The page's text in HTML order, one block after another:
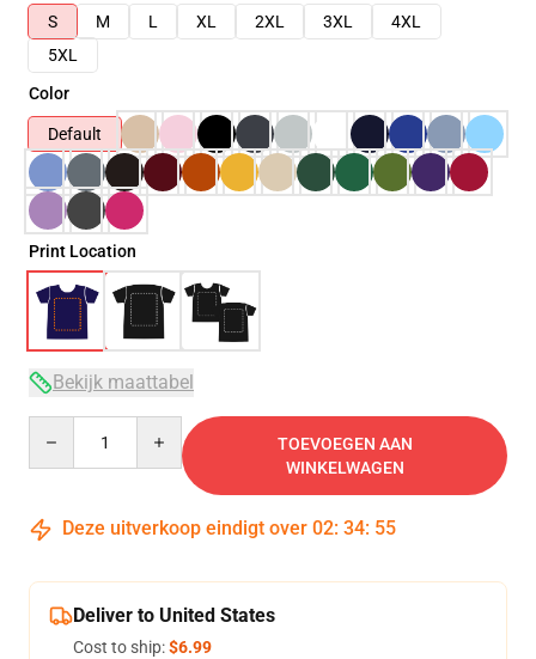
S
M L XL 2XL 3XL
4XL
5XL
Color
Default
Print Location
Bekijk maattabel
TOEVOEGEN AAN
WINKELWAGEN
Deze uitverkoop eindigt over 02: 34: 54
Deliver to United States
Cost to ship:$6.99